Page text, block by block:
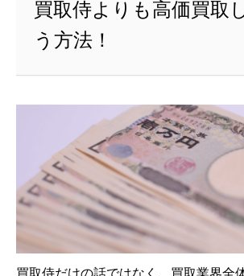
買取侍よりも高価買取
う方法！
買取侍だけの話ではなく、買取業界全